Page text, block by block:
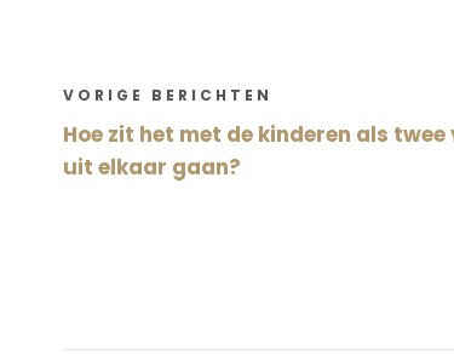
VORIGE BERICHTEN
Hoe zit het met de kinderen als
uit elkaar gaan?